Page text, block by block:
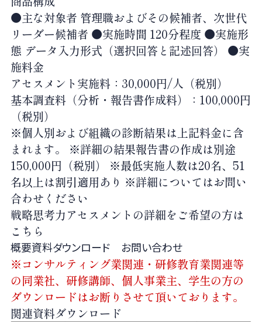
●主な対象者 管理職およびその候補者、次世代
リーダー候補者 ●実施時間 120分程度 ●実施形
態 データ入力形式（選択回答と記述回答） ●実
施料金
アセスメント実施料：30,000円/人（税別）
基本調査料（分析・報告書作成料）：100,000円
（税別）
※個人別および組織の診断結果は上記料金に含
まれます。 ※詳細の結果報告書の作成は別途
150,000円（税別） ※最低実施人数は20名、51
名以上は割引適用あり ※詳細についてはお問い
合わせください
戦略思考力アセスメントの詳細をご希望の方は
こちら
概要資料ダウンロード お問い合わせ
※コンサルティング業関連・研修教育業関連等
の同業社、研修講師、個人事業主、学生の方の
ダウンロードはお断りさせて頂いております。
関連資料ダウンロード